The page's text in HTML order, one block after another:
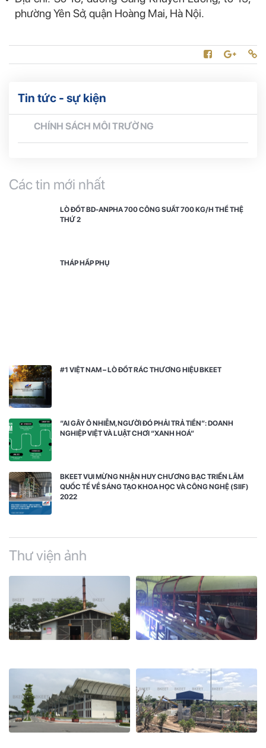
phường Yên Sở, quận Hoàng Mai, Hà Nội.
Tin tức - sự kiện
CHÍNH SÁCH MÔI TRƯỜNG
Các tin mới nhất
LÒ ĐỐT BD-ANPHA 700 CÔNG SUẤT 700 KG/H THẾ THỆ
THỨ 2
THÁP HẤP PHỤ
#1 VIỆT NAM – LÒ ĐỐT RÁC THƯƠNG HIỆU BKEET
“AI GÂY Ô NHIỄM, NGƯỜI ĐÓ PHẢI TRẢ TIỀN”: DOANH
NGHIỆP VIỆT VÀ LUẬT CHƠI “XANH HOÁ”
BKEET VUI MỪNG NHẬN HUY CHƯƠNG BẠC TRIỂN LÃM
QUỐC TẾ VỀ SÁNG TẠO KHOA HỌC VÀ CÔNG NGHỆ (SIIF)
2022
Thư viện ảnh